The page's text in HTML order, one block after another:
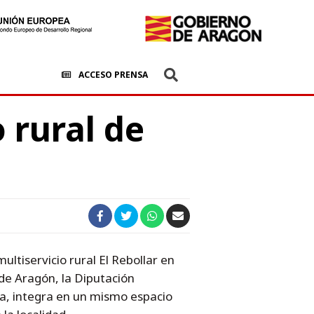
ACCESO PRENSA
rural de
rural El Rebollar en
Aragón, la Diputación
integra en un mismo espacio